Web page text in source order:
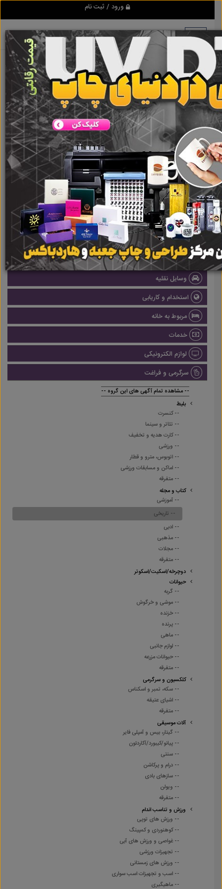
ورود / ثبت نام
هیچ آگهی در این گروه ثبت نشده
است
گروه ها
املاک
صنعتی
پزشکی و سلامت
وسایل نقلیه
استخدام و کاریابی
مربوط به خانه
خدمات
لوازم الکترونیکی
سرگرمی و فراغت
-- مشاهده تمام آگهی های این گروه --
بلیط
-- کنسرت
-- تئاتر و سینما
-- کارت هدیه و تخفیف
-- ورزشی
-- اتوبوس، مترو و قطار
-- اماکن و مسابقات ورزشی
-- متفرقه
کتاب و مجله
-- آموزشی
-- تاریخی
-- ادبی
-- مذهبی
-- مجلات
-- متفرقه
دوچرخه/اسکیت/اسکوتر
حیوانات
-- گربه
-- موشی و خرگوش
-- خزنده
-- پرنده
-- ماهی
-- لوازم جانبی
-- حیوانات مزرعه
-- متفرقه
کلکسیون و سرگرمی
-- سکه، تمبر و اسکناس
-- اشیای عتیقه
-- متفرقه
آلات موسیقی
-- گیتار، بیس و آمپلی فایر
-- پیانو/کیبورد/آکاردئون
-- سنتی
-- درام و پرکاشن
-- سازهای بادی
-- ویولن
-- متفرقه
ورزش و تناسب اندام
-- ورزش های توپی
-- کوهنوردی و کمپینگ
-- غواصی و ورزش های آبی
-- تجهیزات ورزشی
-- ورزش های زمستانی
-- اسب و تجهیزات اسب سواری
-- ماهیگیری